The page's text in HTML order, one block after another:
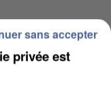
privée est
sans accepter